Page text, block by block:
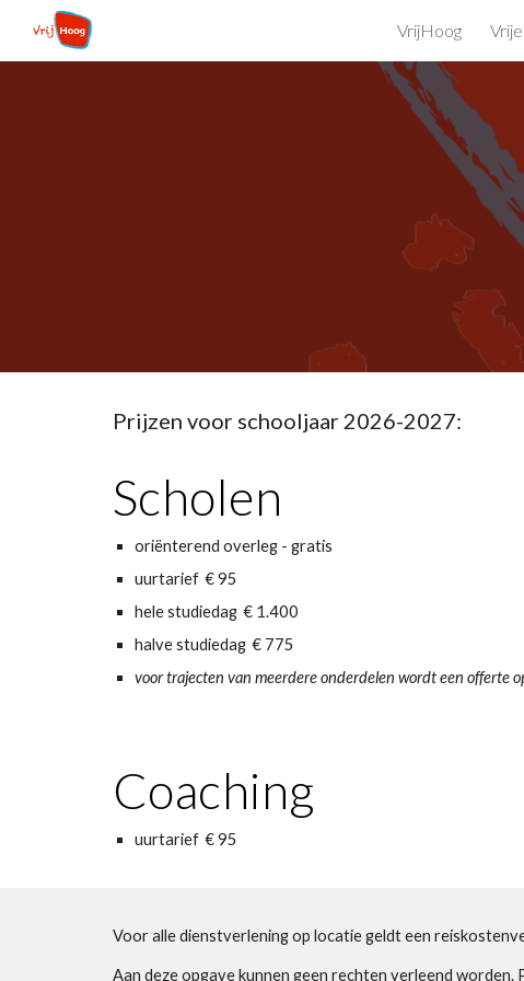
Skip
VrijHoog
Prijzen voor schooljaar 2026-2027:
Scholen
oriënterend overleg - gratis
uurtarief € 95
hele studiedag € 1.400
halve studiedag € 775
voor trajecten van meerdere onderdelen wordt een offerte
Coaching
uurtarief € 95
Voor alle dienstverlening op locatie geldt een
Aan deze opgave kunnen geen rechten verleend worden.